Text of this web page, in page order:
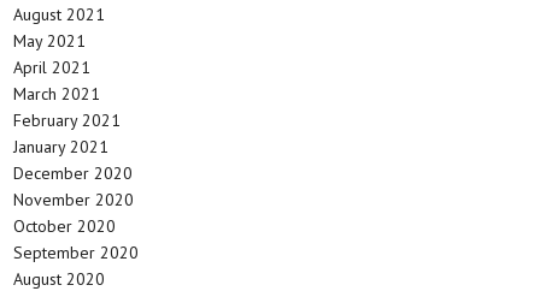
August 2021
May 2021
April 2021
March 2021
February 2021
January 2021
December 2020
November 2020
October 2020
September 2020
August 2020